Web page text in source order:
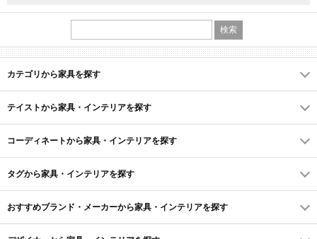
カテゴリから家具を探す
テイストから家具・インテリアを探す
コーディネートから家具・インテリアを探す
タグから家具・インテリアを探す
おすすめブランド・メーカーから家具・インテリアを探す